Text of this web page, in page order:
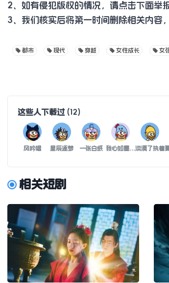
2、如有侵犯版权的情况，请点击下面举
3、我们核实后将第一时间删除相关内容
都市 现代 穿越 女性成长 女
这些人下载过(12)
风吟唱 星辰逐梦 一张白纸 我心如墨是黑的淡漠了执着
相关短剧